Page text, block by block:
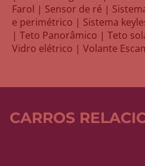
Farol | Sensor de ré |
e perimétrico | Sistema
| Teto Panorâmico | Teto
Vidro elétrico | Volante
CARROS